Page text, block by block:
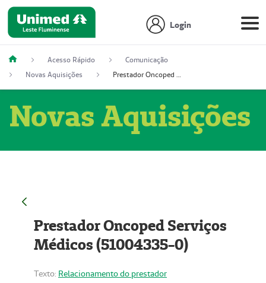
Login
Acesso Rápido
Comunicação
Novas Aquisições
Prestador Oncoped Serviços Médicos (51004335-0)
Novas Aquisições
Prestador Oncoped Serviços
Médicos (51004335-0)
Texto: Relacionamento do prestador